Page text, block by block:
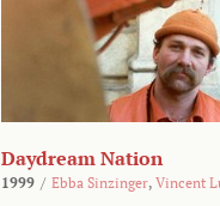
Daydream Nation
1999 / Ebba Sinzinger, Vincent